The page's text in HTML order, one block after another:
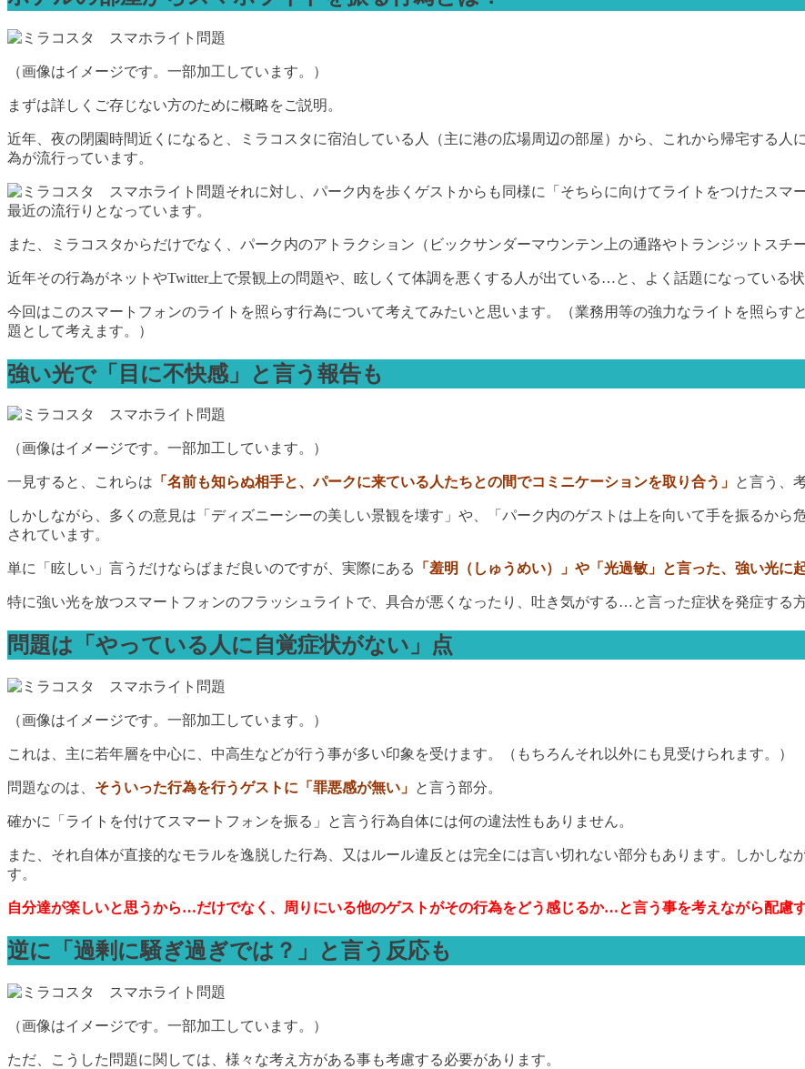
（画像はイメージです。一部加工しています。）
まずは詳しくご存じない方のために概略をご説明。
近年、夜の閉園時間近くになると、ミラコスタに宿泊している人（主に港の広場周辺の部屋）から、これから帰宅する
為が流行っています。
それに対し、パーク内を歩くゲストからも同様に「そちらに向けてライトをつけたス
最近の流行りとなっています。
また、ミラコスタからだけでなく、パーク内のアトラクション（ビックサンダーマウンテン上の通路やトランジットス
近年その行為がネットやTwitter上で景観上の問題や、眩しくて体調を悪くする人が出ている…と、よく話題になっている状
今回はこのスマートフォンのライトを照らす行為について考えてみたいと思います。（業務用等の強力なライトを照らす
題として考えます。）
強い光で「目に不快感」と言う報告も
（画像はイメージです。一部加工しています。）
一見すると、これらは 「名前も知らぬ相手と、パークに来ている人たちとの間でコミニケーションを取り合う」 と言う、
しかしながら、多くの意見は「ディズニーシーの美しい景観を壊す」や、「パーク内のゲストは上を向いて手を振るか
されています。
単に「眩しい」言うだけならばまだ良いのですが、実際にある 「羞明（しゅうめい）」や「光過敏」と言った、強い光に
特に強い光を放つスマートフォンのフラッシュライトで、具合が悪くなったり、吐き気がする…と言った症状を発症する
問題は「やっている人に自覚症状がない」点
（画像はイメージです。一部加工しています。）
これは、主に若年層を中心に、中高生などが行う事が多い印象を受けます。（もちろんそれ以外にも見受けられます。）
問題なのは、 そういった行為を行うゲストに「罪悪感が無い」 と言う部分。
確かに「ライトを付けてスマートフォンを振る」と言う行為自体には何の違法性もありません。
また、それ自体が直接的なモラルを逸脱した行為、又はルール違反とは完全には言い切れない部分もあります。しかし
す。
自分達が楽しいと思うから…だけでなく、周りにいる他のゲストがその行為をどう感じるか…と言う事を考えながら配慮
逆に「過剰に騒ぎ過ぎでは？」と言う反応も
（画像はイメージです。一部加工しています。）
ただ、こうした問題に関しては、様々な考え方がある事も考慮する必要があります。